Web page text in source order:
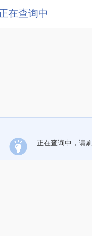
在查询中
正在查询中，请